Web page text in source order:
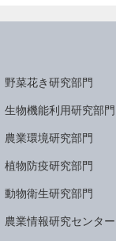
野菜花き研究部門
生物機能利用研究部門
農業環境研究部門
植物防疫研究部門
動物衛生研究部門
農業情報研究センター